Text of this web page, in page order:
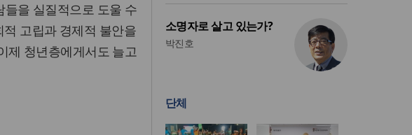
을 실질적으로 도울 수
고립과 경제적 불안을
제 청년층에게서도 늘고
소명자로 살고 있는가?
박진호
단체